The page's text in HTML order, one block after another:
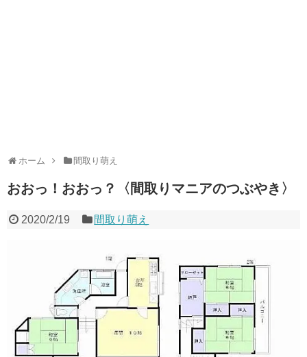
ホーム 間取り萌え
おおっ！おおっ？〈間取りマニアのつぶやき〉
2020/2/19 間取り萌え